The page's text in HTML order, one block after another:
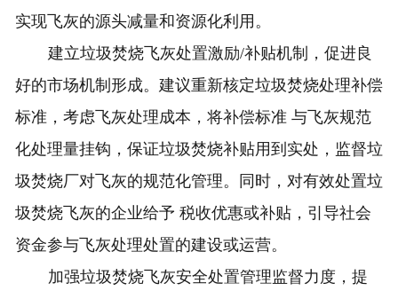
实现飞灰的源头减量和资源化利用。
建立垃圾焚烧飞灰处置激励/补贴机制，促进良
好的市场机制形成。建议重新核定垃圾焚烧处理补偿
标准，考虑飞灰处理成本，将补偿标准 与飞灰规范
化处理量挂钩，保证垃圾焚烧补贴用到实处，监督垃
圾焚烧厂对飞灰的规范化管理。同时，对有效处置垃
圾焚烧飞灰的企业给予 税收优惠或补贴，引导社会
资金参与飞灰处理处置的建设或运营。
加强垃圾焚烧飞灰安全处置管理监督力度，提